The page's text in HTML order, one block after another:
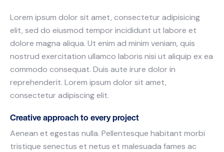
Lorem ipsum dolor sit amet, consectetur adipisicing
elit, sed do eiusmod tempor incididunt ut labore et
dolore magna aliqua. Ut enim ad minim veniam, quis
nostrud exercitation ullamco laboris nisi ut aliquip ex ea
commodo consequat. Duis aute irure dolor in
reprehenderit. Lorem ipsum dolor sit amet,
consectetur adipiscing elit.
Creative approach to every project
Aenean et egestas nulla. Pellentesque habitant morbi
tristique senectus et netus et malesuada fames ac